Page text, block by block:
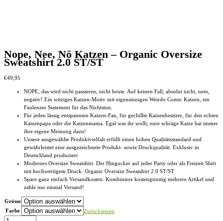
Nope, Nee, Nö Katzen – Organic Oversize
Sweatshirt 2.0 ST/ST
€49,95
NOPE, das wird nicht passieren, nicht heute. Auf keinen Fall, absolut nicht, nein,
negativ! Ein witziges Katzen-Motiv mit eigensinnigen Weirdo Comic Katzen, ein
Faulenzer Statement für das Nichtstun.
Für jeden lässig entspannten Katzen-Fan, für gechillte Katzenbesitzer, für den echten
Katzenpapa oder die Katzenmama. Egal was ihr wollt, eure schräge Katze hat immer
ihre eigene Meinung dazu!
Unsere ausgewählte Produktvielfalt erfüllt einen hohen Qualitätsstandard und
gewährleistet eine ausgezeichnete Produkt- sowie Druckqualität. Exklusiv in
Deutschland produziert
Modernes Oversize Sweatshirt. Der Hingucker auf jeder Party oder als Freizeit Shirt
mit hochwertigem Druck. Organic Oversize Sweatshirt 2.0 ST/ST
Spare ganz einfach Versandkosten: Kombiniere kostengünstig mehrere Artikel und
zahle nur einmal Versand!
Grösse
Farbe
Zurücksetzen
Nope,